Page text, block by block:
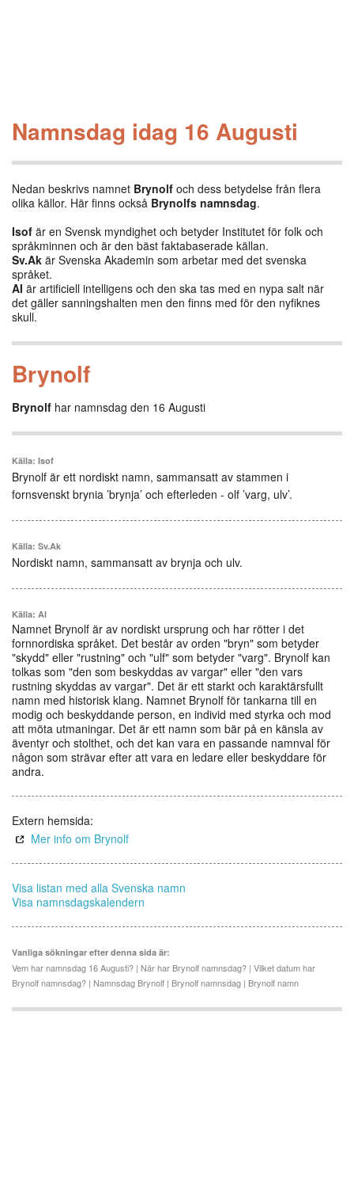
Namnsdag idag 16 Augusti
Nedan beskrivs namnet Brynolf och dess betydelse från flera
olika källor. Här finns också Brynolfs namnsdag.
Isof är en Svensk myndighet och betyder Institutet för folk och
språkminnen och är den bäst faktabaserade källan.
Sv.Ak är Svenska Akademin som arbetar med det svenska
språket.
AI är artificiell intelligens och den ska tas med en nypa salt när
det gäller sanningshalten men den finns med för den nyfiknes
skull.
Brynolf
Brynolf har namnsdag den 16 Augusti
Källa: Isof
Brynolf är ett nordiskt namn, sammansatt av stammen i
fornsvenskt brynia ’brynja’ och efterleden - olf ’varg, ulv’.
Källa: Sv.Ak
Nordiskt namn, sammansatt av brynja och ulv.
Källa: AI
Namnet Brynolf är av nordiskt ursprung och har rötter i det
fornnordiska språket. Det består av orden "bryn" som betyder
"skydd" eller "rustning" och "ulf" som betyder "varg". Brynolf kan
tolkas som "den som beskyddas av vargar" eller "den vars
rustning skyddas av vargar". Det är ett starkt och karaktärsfullt
namn med historisk klang. Namnet Brynolf för tankarna till en
modig och beskyddande person, en individ med styrka och mod
att möta utmaningar. Det är ett namn som bär på en känsla av
äventyr och stolthet, och det kan vara en passande namnval för
någon som strävar efter att vara en ledare eller beskyddare för
andra.
Extern hemsida:
Mer info om Brynolf
Visa listan med alla Svenska namn
Visa namnsdagskalendern
Vanliga sökningar efter denna sida är:
Vem har namnsdag 16 Augusti? | När har Brynolf namnsdag? | Vilket datum har
Brynolf namnsdag? | Namnsdag Brynolf | Brynolf namnsdag | Brynolf namn